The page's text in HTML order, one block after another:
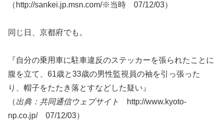
（http://sankei.jp.msn.com/※当時 07/12/03）
同じ日、京都府でも。
『自分の乗用車に駐車違反のステッカーを張られたことに
腹を立て、61歳と33歳の男性監視員の袖を引っ張った
り、帽子をたたき落とすなどした疑い』
（出典：共同通信ウェブサイト
http://www.kyoto-
np.co.jp/ 07/12/03）